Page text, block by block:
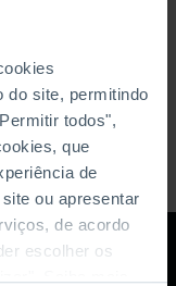
do site, permitindo
todos",
que
de
ou apresentar
de acordo
escolher os